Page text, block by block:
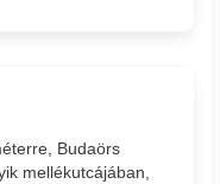
Budaörs
mellékutcájában,